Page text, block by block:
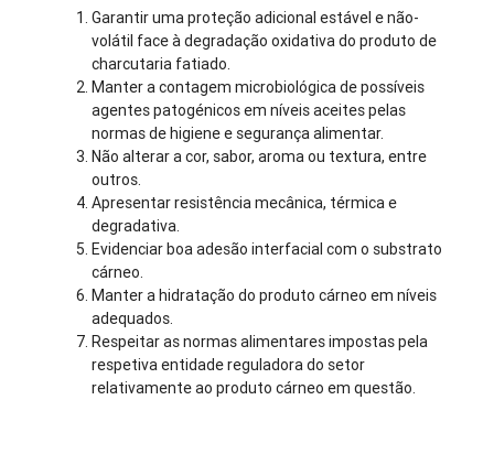
Garantir uma proteção adicional estável e não-
volátil face à degradação oxidativa do produto de
charcutaria fatiado.
Manter a contagem microbiológica de possíveis
agentes patogénicos em níveis aceites pelas
normas de higiene e segurança alimentar.
Não alterar a cor, sabor, aroma ou textura, entre
outros.
Apresentar resistência mecânica, térmica e
degradativa.
Evidenciar boa adesão interfacial com o substrato
cárneo.
Manter a hidratação do produto cárneo em níveis
adequados.
Respeitar as normas alimentares impostas pela
respetiva entidade reguladora do setor
relativamente ao produto cárneo em questão.